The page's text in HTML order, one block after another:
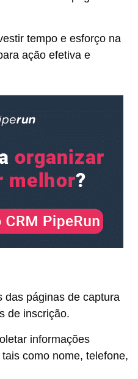
tempo e esforço na
ação efetiva e
das páginas de captura
de inscrição.
informações
como nome, telefone,